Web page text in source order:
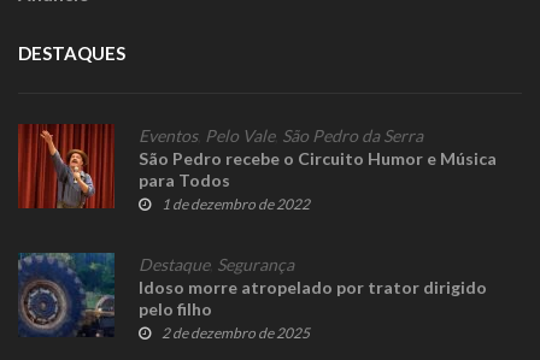
DESTAQUES
Eventos, Pelo Vale, São Pedro da Serra
São Pedro recebe o Circuito Humor e Música
para Todos
1 de dezembro de 2022
Destaque, Segurança
Idoso morre atropelado por trator dirigido
pelo filho
2 de dezembro de 2025